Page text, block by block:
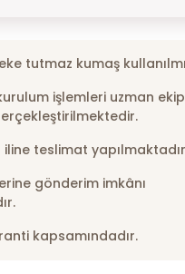
tutmaz kumaş
işlemleri uzman
iline teslimat
gönderim imkânı
kapsamındadır.